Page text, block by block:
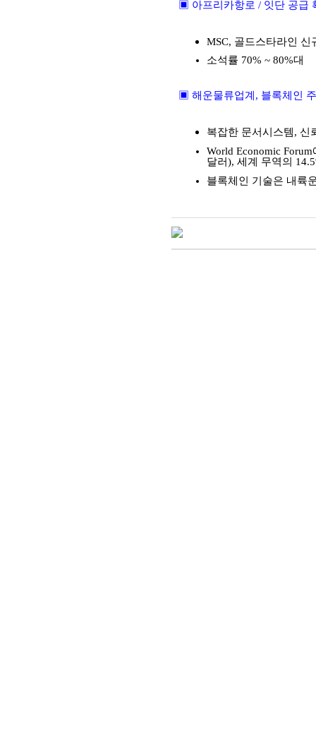
▣ 아프리카항로 / 잇단 공급
MSC, 골드스타라인 신
소석률 70% ~ 80%대
▣ 해운물류업계 , 블록체인
복잡한 문서시스템, 신
World Economic Forum
달러), 세계 무역의
블록체인 기술은 내륙